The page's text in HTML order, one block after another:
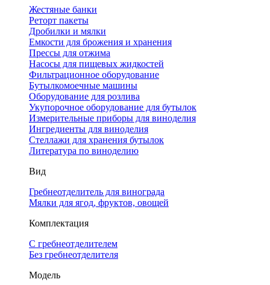
Жестяные банки
Реторт пакеты
Дробилки и мялки
Емкости для брожения и хранения
Прессы для отжима
Насосы для пищевых жидкостей
Фильтрационное оборудование
Бутылкомоечные машины
Оборудование для розлива
Укупорочное оборудование для бутылок
Измерительные приборы для виноделия
Ингредиенты для виноделия
Стеллажи для хранения бутылок
Литература по виноделию
Вид
Гребнеотделитель для винограда
Мялки для ягод, фруктов, овощей
Комплектация
С гребнеотделителем
Без гребнеотделителя
Модель